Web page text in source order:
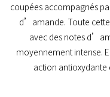
coupées accompagnés
d’amande. Toute
avec des notes
moyennement intense.
action antioxydante